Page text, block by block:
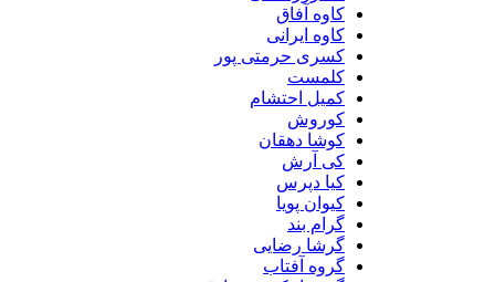
کاوه آفاق
کاوه ایرانی
کسری حرمتی پور
کلمست
کمیل احتشام
کوروش
کوشا دهقان
کی آرش
کیا دپرس
کیوان پویا
گرام بند
گرشا رضایی
گروه آفتاب